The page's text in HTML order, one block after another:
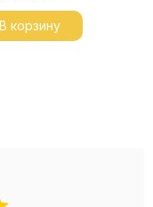
корзину